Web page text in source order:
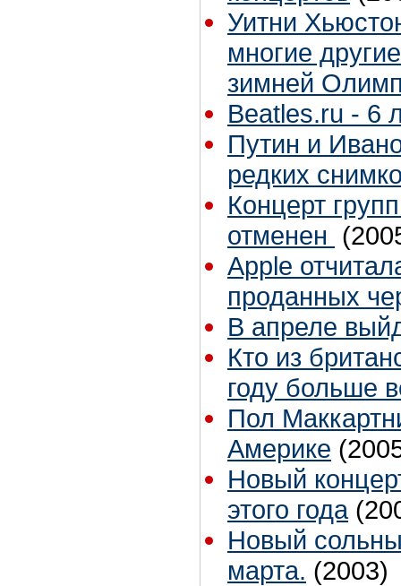
Уитни
многие
зимней
Beatles.ru - 6
Путин и
редких
Концерт
отменен
Apple
проданных
В апреле
Кто из
году больше
Пол
Америке
Новый
этого года
Новый
марта. (2003)